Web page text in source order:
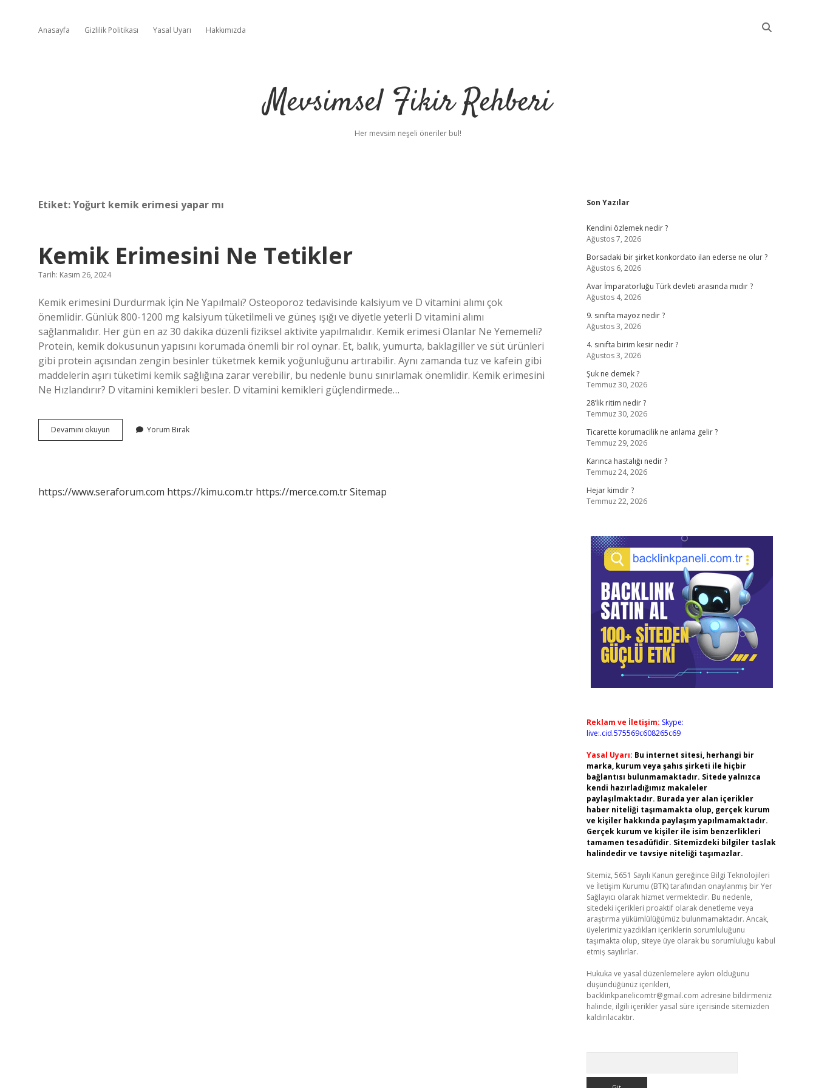
Anasayfa Gizlilik Politikası Yasal Uyarı Hakkımızda
Mevsimsel Fikir Rehberi
Her mevsim neşeli öneriler bul!
Etiket:Yoğurt kemik erimesi yapar mı
Kemik Erimesini Ne Tetikler
Tarih: Kasım 26, 2024
Kemik erimesini Durdurmak İçin Ne Yapılmalı? Osteoporoz tedavisinde kalsiyum ve D vitamini alımı çok
önemlidir. Günlük 800-1200 mg kalsiyum tüketilmeli ve güneş ışığı ve diyetle yeterli D vitamini alımı
sağlanmalıdır. Her gün en az 30 dakika düzenli fiziksel aktivite yapılmalıdır. Kemik erimesi Olanlar Ne Yememeli?
Protein, kemik dokusunun yapısını korumada önemli bir rol oynar. Et, balık, yumurta, baklagiller ve süt ürünleri
gibi protein açısından zengin besinler tüketmek kemik yoğunluğunu artırabilir. Aynı zamanda tuz ve kafein gibi
maddelerin aşırı tüketimi kemik sağlığına zarar verebilir, bu nedenle bunu sınırlamak önemlidir. Kemik erimesini
Ne Hızlandırır? D vitamini kemikleri besler. D vitamini kemikleri güçlendirmede…
Devamını okuyun
Erimesini
Yorum Bırak
https://www.seraforum.com https://kimu.com.tr https://merce.com.trSitemap
Sidebar
Son Yazılar
Kendini özlemek nedir ?
Ağustos 7, 2026
Borsadaki bir şirket konkordato ilan ederse ne olur ?
Ağustos 6, 2026
Avar İmparatorluğu Türk devleti arasında mıdır ?
Ağustos 4, 2026
9. sınıfta mayoz nedir ?
Ağustos 3, 2026
4. sınıfta birim kesir nedir ?
Ağustos 3, 2026
Şuk ne demek ?
Temmuz 30, 2026
28’lik ritim nedir ?
Temmuz 30, 2026
Ticarette korumacilik ne anlama gelir ?
Temmuz 29, 2026
Karınca hastalığı nedir ?
Temmuz 24, 2026
Hejar kimdir ?
Temmuz 22, 2026
Reklam ve İletişim: Skype:
live:.cid.575569c608265c69
Yasal Uyarı: Bu internet sitesi, herhangi bir
marka, kurum veya şahıs şirketi ile hiçbir
bağlantısı bulunmamaktadır. Sitede yalnızca
kendi hazırladığımız makaleler
paylaşılmaktadır. Burada yer alan içerikler
haber niteliği taşımamakta olup, gerçek kurum
ve kişiler hakkında paylaşım yapılmamaktadır.
Gerçek kurum ve kişiler ile isim benzerlikleri
tamamen tesadüfidir. Sitemizdeki bilgiler taslak
halindedir ve tavsiye niteliği taşımazlar.
Sitemiz, 5651 Sayılı Kanun gereğince Bilgi Teknolojileri
ve İletişim Kurumu (BTK) tarafından onaylanmış bir Yer
Sağlayıcı olarak hizmet vermektedir. Bu nedenle,
sitedeki içerikleri proaktif olarak denetleme veya
araştırma yükümlülüğümüz bulunmamaktadır. Ancak,
üyelerimiz yazdıkları içeriklerin sorumluluğunu
taşımakta olup, siteye üye olarak bu sorumluluğu kabul
etmiş sayılırlar.
Hukuka ve yasal düzenlemelere aykırı olduğunu
düşündüğünüz içerikleri,
backlinkpanelicomtr@gmail.com adresine bildirmeniz
halinde, ilgili içerikler yasal süre içerisinde sitemizden
kaldırılacaktır.